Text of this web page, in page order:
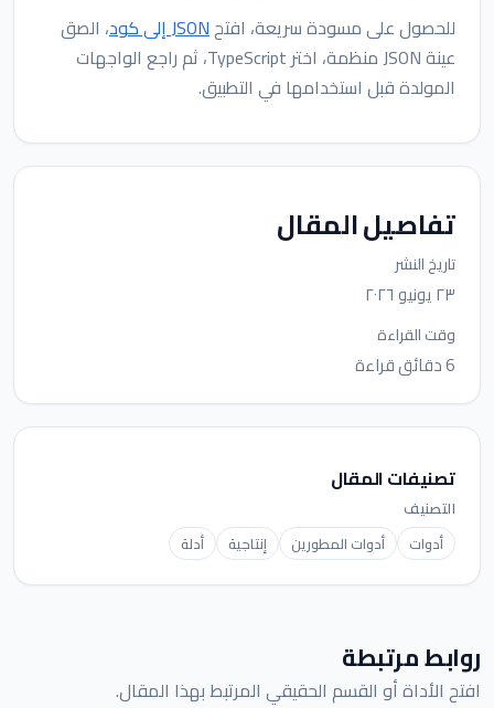
للحصول على مسودة سريعة، افتحJSON إلى كود
، الصق
عينة JSON منظمة، اختر TypeScript، ثم راجع الواجهات
المولدة قبل استخدامها في التطبيق.
تفاصيل المقال
تاريخ النشر
٢٣ يونيو ٢٠٢٦
وقت القراءة
6 دقائق قراءة
تصنيفات المقال
التصنيف
أدوات
أدوات المطورين إنتاجية أدلة
روابط مرتبطة
افتح الأداة أو القسم الحقيقي المرتبط بهذا المقال.